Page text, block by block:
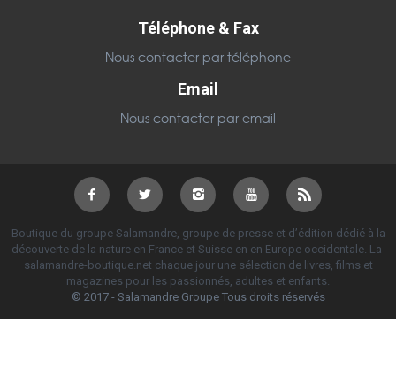
Téléphone & Fax
Nous contacter par téléphone
Email
Nous contacter par email
Boutique du groupe Salamandre, groupe de presse et d’édition dédié à la
découverte de la nature en France et Suisse en en Europe occidentale. La-
salamandre-boutique.net chaque jour une sélection de livres, films et
magazines pour les passionnés, adultes et enfants.
© 2017 - Salamandre Groupe Tous droits réservés